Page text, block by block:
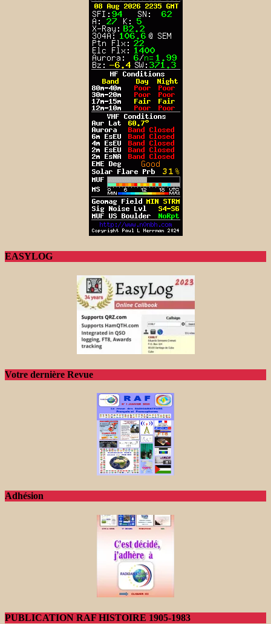
EASYLOG
Votre dernière Revue
Adhésion
PUBLICATION RAF HISTOIRE 1905-1983